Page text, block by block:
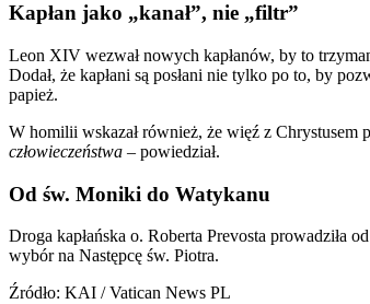
Kapłan jako „kanał”, nie „filtr”
Leon XIV wezwał nowych kapłanów, by to
Dodał, że kapłani są posłani nie tylko po to, by
papież.
W homilii wskazał również, że więź z Chrystusem
człowieczeństwa – powiedział.
Od św. Moniki do Watykanu
Droga kapłańska o. Roberta Prevosta
wybór na Następcę św. Piotra.
Źródło: KAI / Vatican News PL